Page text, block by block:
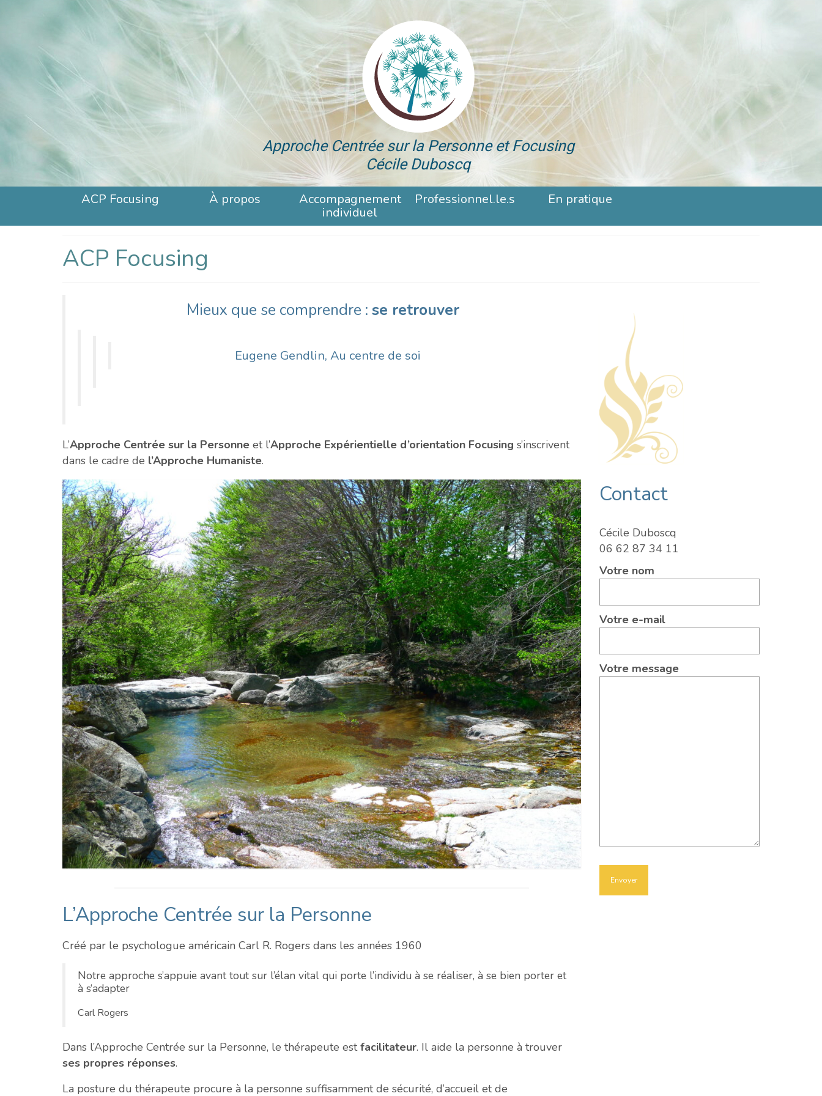
Approche Centrée sur la Personne et Focusing
Cécile Duboscq
ACP Focusing À propos
Accompagnement
individuel
Professionnel.le.s En pratique
ACP Focusing
Mieux que se comprendre :se retrouver
Eugene Gendlin, Au centre de soi
L’Approche Centrée sur la Personne et l’Approche Expérientielle d’orientation Focusing s’inscrivent
dans le cadre de l’Approche Humaniste.
L’Approche Centrée sur la Personne
Créé par le psychologue américain Carl R. Rogers dans les années 1960
Notre approche s’appuie avant tout sur l’élan vital qui porte l’individu à se réaliser, à se bien porter et
à s‘adapter
Carl Rogers
Dans l’Approche Centrée sur la Personne, le thérapeute estfacilitateur. Il aide la personne à trouver
ses propres réponses.
La posture du thérapeute procure à la personne suffisamment de sécurité, d’accueil et de
Contact
Cécile Duboscq
06 62 87 34 11
Votre nom
Votre e-mail
Votre message